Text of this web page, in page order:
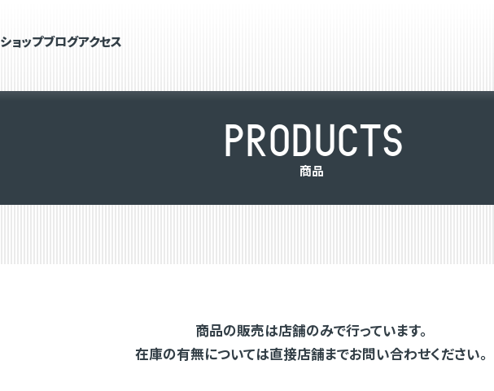
ショップブログアクセス
PRODUCTS
商品
商品の販売は店舗のみで行っています。
在庫の有無については直接店舗までお問い合わせください。